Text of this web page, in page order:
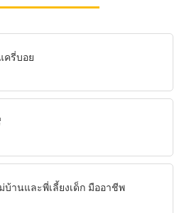
ครี่บอย
บ้านและพี่เลี้ยงเด็ก มืออาชีพ